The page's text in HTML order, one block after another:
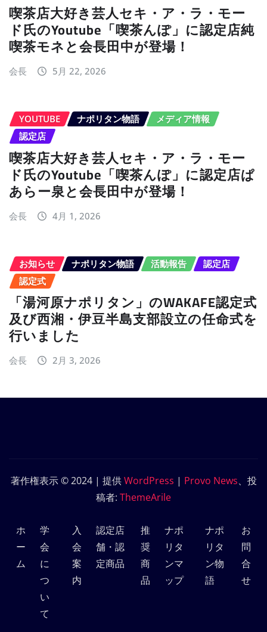
喫茶店大好き芸人セキ・ア・ラ・モー
ド氏のYoutube「喫茶んぽ」に認定店純
喫茶モネと会長田中が登場！
会長 5月 22, 2026
YOUTUBE ナポリタン物語
メディア情報
認定店
喫茶店大好き芸人セキ・ア・ラ・モー
ド氏のYoutube「喫茶んぽ」に認定店ぱ
あらー泉と会長田中が登場！
会長 4月 1, 2026
お知らせ ナポリタン物語 活動報告
認定店
認定式
「湯河原ナポリタン」のWAKAFE認定式
及び西湘・伊豆半島支部設立の任命式を
行いました
会長 2月 3, 2026
著作権表示 © 2024 | 提供WordPress | Provo News、投
稿者: ThemeArile
ホ
ー
ム
学
会
に
つ
い
て
入
会
案
内
認定店
舗・認
定商品
推
奨
商
品
ナポ
リタ
ンマ
ップ
ナポ
リタ
ン物
語
お
問
合
せ